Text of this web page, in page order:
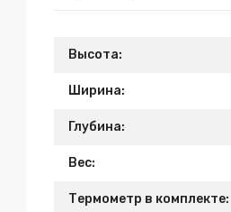
Высота:
Ширина:
Глубина:
Вес:
Термометр в комплекте: